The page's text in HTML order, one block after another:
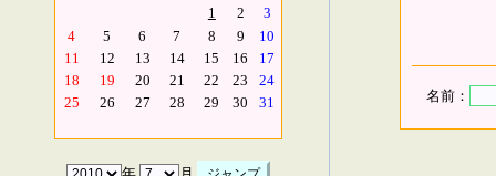
1
2
3
4
5 6 7 8 9
10
11
12 13 14 15 16
17
18
19 20 21 22 23
24
25
26 27 28 29 30 31 名前：